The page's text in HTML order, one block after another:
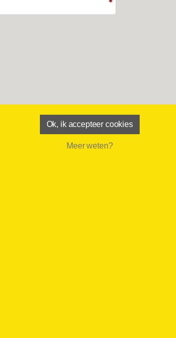
Webtec-promotie!
onze promo
Ok, ik accepteer cookies
Meer weten?